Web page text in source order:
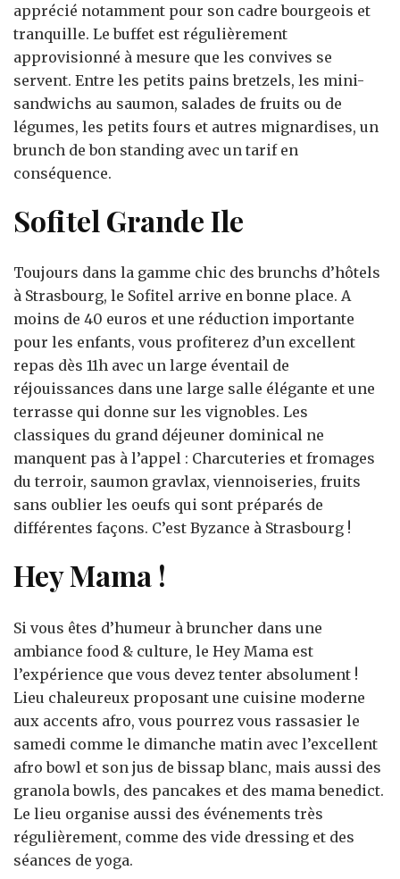
apprécié notamment pour son cadre bourgeois et
tranquille. Le buffet est régulièrement
approvisionné à mesure que les convives se
servent. Entre les petits pains bretzels, les mini-
sandwichs au saumon, salades de fruits ou de
légumes, les petits fours et autres mignardises, un
brunch de bon standing avec un tarif en
conséquence.
Sofitel Grande Ile
Toujours dans la gamme chic des brunchs d’hôtels
à Strasbourg, le Sofitel arrive en bonne place. A
moins de 40 euros et une réduction importante
pour les enfants, vous profiterez d’un excellent
repas dès 11h avec un large éventail de
réjouissances dans une large salle élégante et une
terrasse qui donne sur les vignobles. Les
classiques du grand déjeuner dominical ne
manquent pas à l’appel : Charcuteries et fromages
du terroir, saumon gravlax, viennoiseries, fruits
sans oublier les oeufs qui sont préparés de
différentes façons. C’est Byzance à Strasbourg !
Hey Mama !
Si vous êtes d’humeur à bruncher dans une
ambiance food & culture, le Hey Mama est
l’expérience que vous devez tenter absolument !
Lieu chaleureux proposant une cuisine moderne
aux accents afro, vous pourrez vous rassasier le
samedi comme le dimanche matin avec l’excellent
afro bowl et son jus de bissap blanc, mais aussi des
granola bowls, des pancakes et des mama benedict.
Le lieu organise aussi des événements très
régulièrement, comme des vide dressing et des
séances de yoga.